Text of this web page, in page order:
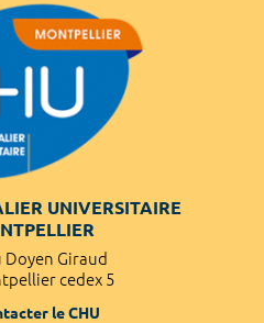
UNIVERSITAIRE
Doyen Giraud
cedex 5
le CHU